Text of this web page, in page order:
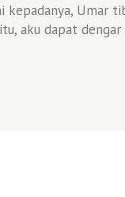
kepadanya, Umar
aku dapat